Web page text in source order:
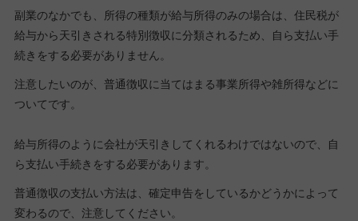
副業のなかでも、所得の種類が給与所得のみの場合は、住民税が
給与から天引きされる特別徴収に分類されるため、自ら支払い手
続きをする必要がありません。
注意したいのが、普通徴収に当てはまる事業所得や雑所得などに
ついてです。
給与所得のように会社が天引きしてくれるわけではないので、自
ら支払い手続きをする必要があります。
普通徴収の支払い方法は、確定申告をしているかどうかによって
変わるので、注意してください。